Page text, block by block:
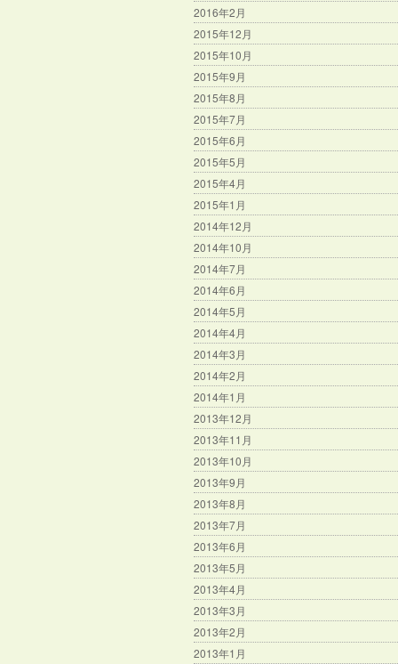
2016年2月
2015年12月
2015年10月
2015年9月
2015年8月
2015年7月
2015年6月
2015年5月
2015年4月
2015年1月
2014年12月
2014年10月
2014年7月
2014年6月
2014年5月
2014年4月
2014年3月
2014年2月
2014年1月
2013年12月
2013年11月
2013年10月
2013年9月
2013年8月
2013年7月
2013年6月
2013年5月
2013年4月
2013年3月
2013年2月
2013年1月